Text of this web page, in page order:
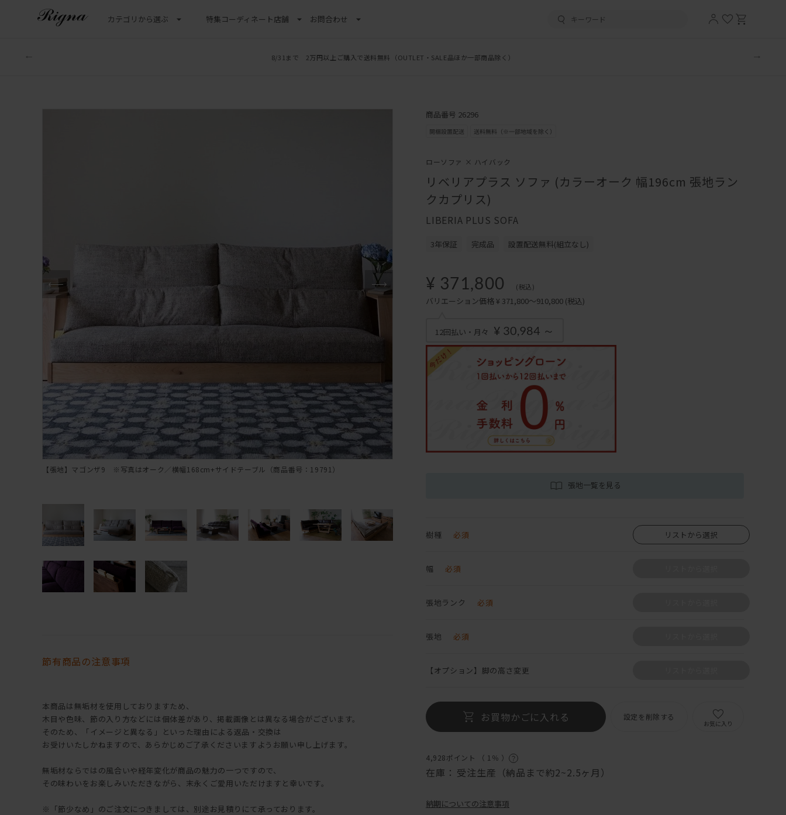
カテゴリから選ぶ 特集コーディネート店舗 お問合わせ
LINE新規追加でクーポンプレゼント
8/31まで 2万円以上ご購入で送料無料 （OUTLET・SALE品ほか一部商品除く）
【張地】マゴンザ9 ※写真はオーク／横幅168cm+サイドテーブル（商品番号：19791）
節有商品の注意事項
本商品は無垢材を使用しておりますため、
木目や色味、節の入り方などには個体差があり、掲載画像とは異なる場合がございます。
そのため、「イメージと異なる」といった理由による返品・交換は
お受けいたしかねますので、あらかじめご了承くださいますようお願い申し上げます。
無垢材ならではの風合いや経年変化が商品の魅力の一つですので、
その味わいをお楽しみいただきながら、末永くご愛用いただけますと幸いです。
※「節少なめ」のご注文につきましては、別途お見積りにて承っております。
商品番号 26296
ローソファ × ハイバック
リベリアプラス ソファ (カラーオーク 幅196cm 張地ラン
クカプリス)
LIBERIA PLUS SOFA
3年保証 完成品 設置配送無料(組立なし)
¥ 371,800 (税込)
バリエーション価格 ¥ 371,800～910,800 (税込)
12回払い・月々 ¥ 30,984 ～
張地一覧を見る
樹種 必須 リストから選択
幅 必須
張地ランク 必須
張地 必須
【オプション】脚の高さ変更
お買物かごに入れる 設定を削除する
お気に入り
4,928ポイント （ 1％ ）
在庫： 受注生産（納品まで約2~2.5ヶ月）
納期についての注意事項